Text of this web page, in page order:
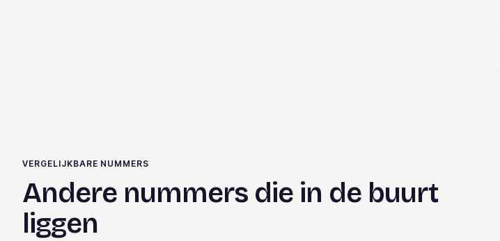
VERGELIJKBARE NUMMERS
Andere nummers die in de buurt
liggen